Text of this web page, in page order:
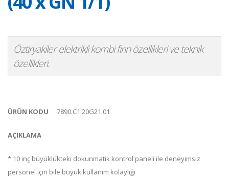
Öztiryakiler elektrikli kombi fırın özellikleri ve teknik
özellikleri.
ÜRÜN KODU 7890.C1.20G21.01
AÇIKLAMA
* 10 inç büyüklükteki dokunmatik kontrol paneli ile deneyimsiz
personel için bile büyük kullanım kolaylığı